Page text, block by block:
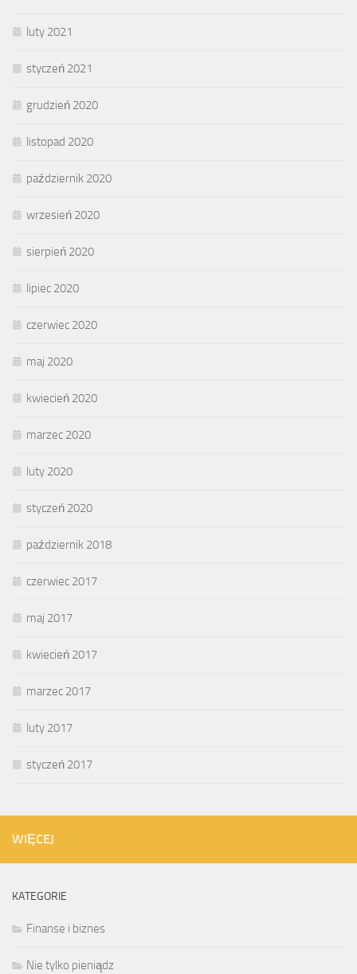
luty 2021
styczeń 2021
grudzień 2020
listopad 2020
październik 2020
wrzesień 2020
sierpień 2020
lipiec 2020
czerwiec 2020
maj 2020
kwiecień 2020
marzec 2020
luty 2020
styczeń 2020
październik 2018
czerwiec 2017
maj 2017
kwiecień 2017
marzec 2017
luty 2017
styczeń 2017
WIĘCEJ
KATEGORIE
Finanse i biznes
Nie tylko pieniądz